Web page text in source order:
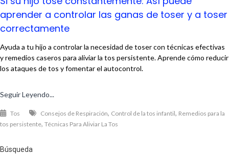
aprender a controlar las ganas de toser y a toser
correctamente
Ayuda a tu hijo a controlar la necesidad de toser con técnicas efectivas
y remedios caseros para aliviar la tos persistente. Aprende cómo reducir
los ataques de tos y fomentar el autocontrol.
Seguir Leyendo...
Tos Consejos de Respiración, Control de la tos infantil, Remedios para la
tos persistente, Técnicas Para Aliviar La Tos
Búsqueda